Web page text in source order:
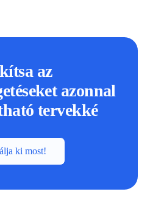
az
azonnal
tervekké
ki most!